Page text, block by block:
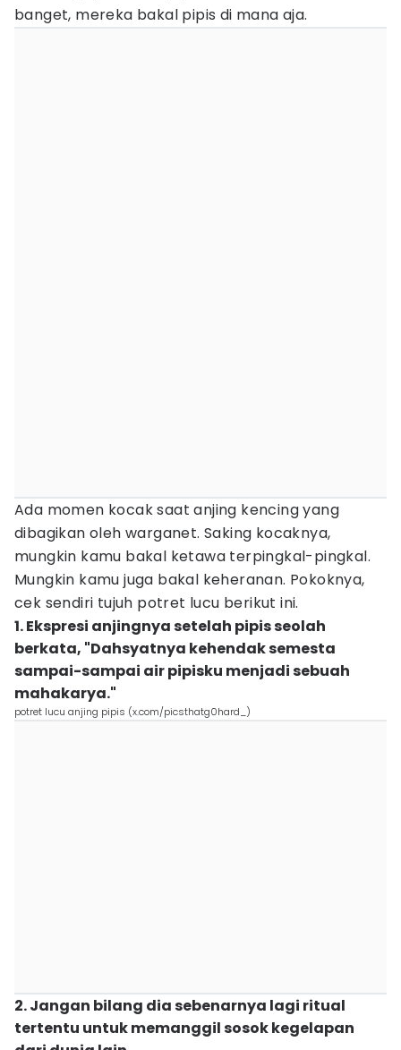
banget, mereka bakal pipis di mana aja.
Ada momen kocak saat anjing kencing yang
dibagikan oleh warganet. Saking kocaknya,
mungkin kamu bakal ketawa terpingkal-pingkal.
Mungkin kamu juga bakal keheranan. Pokoknya,
cek sendiri tujuh potret lucu berikut ini.
1. Ekspresi anjingnya setelah pipis seolah
berkata, "Dahsyatnya kehendak semesta
sampai-sampai air pipisku menjadi sebuah
mahakarya."
potret lucu anjing pipis (x.com/picsthatg0hard_)
2. Jangan bilang dia sebenarnya lagi ritual
tertentu untuk memanggil sosok kegelapan